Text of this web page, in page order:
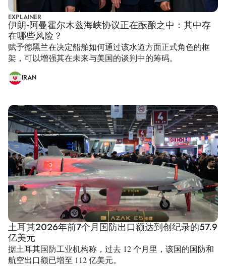
EXPLAINER
伊朗-阿曼霍尔木兹海峡协议正在酝酿之中：其中存
在哪些风险？
赋予德黑兰在决定船舶如何通过该水道方面正式角色的框
架，可以增强其在未来与美国的谈判中的筹码。
IRAN
土耳其2026年前7个月国防出口额达到创纪录的57.9
亿美元
据土耳其国防工业机构称，过去 12 个月里，该国的国防和
航空出口额已增至 112 亿美元。